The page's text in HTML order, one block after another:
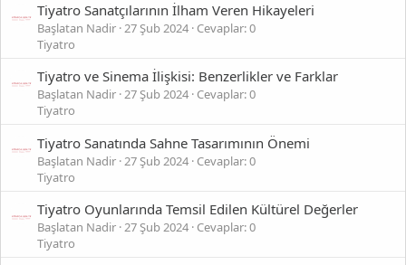
Tiyatro Sanatçılarının İlham Veren Hikayeleri
Başlatan Nadir 27 Şub 2024 Cevaplar: 0
Tiyatro
Tiyatro ve Sinema İlişkisi: Benzerlikler ve Farklar
Başlatan Nadir 27 Şub 2024 Cevaplar: 0
Tiyatro
Tiyatro Sanatında Sahne Tasarımının Önemi
Başlatan Nadir 27 Şub 2024 Cevaplar: 0
Tiyatro
Tiyatro Oyunlarında Temsil Edilen Kültürel Değerler
Başlatan Nadir 27 Şub 2024 Cevaplar: 0
Tiyatro